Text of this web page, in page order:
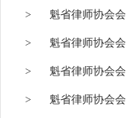
> 魁省律师协会
> 魁省律师协会
> 魁省律师协会
> 魁省律师协会